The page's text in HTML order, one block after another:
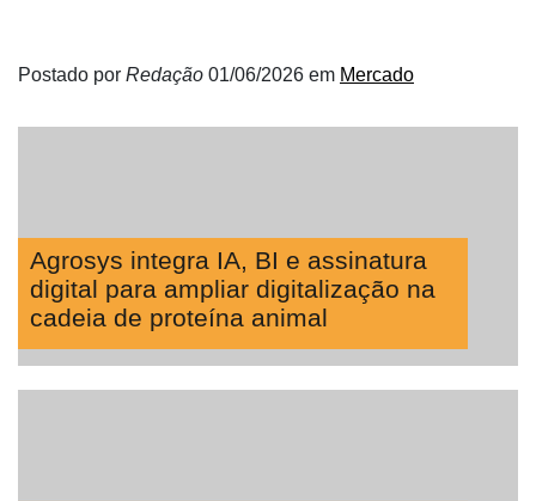
Postado por Redação 01/06/2026 em Mercado
Agrosys integra IA, BI e assinatura
digital para ampliar digitalização na
cadeia de proteína animal